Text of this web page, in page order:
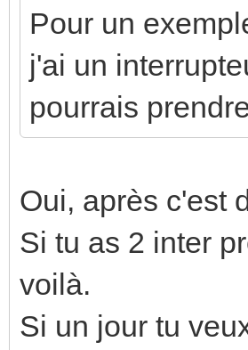
Pour un
j'ai un
pourrais
Oui, après c'est
Si tu as 2 inter
voilà.
Si un jour tu